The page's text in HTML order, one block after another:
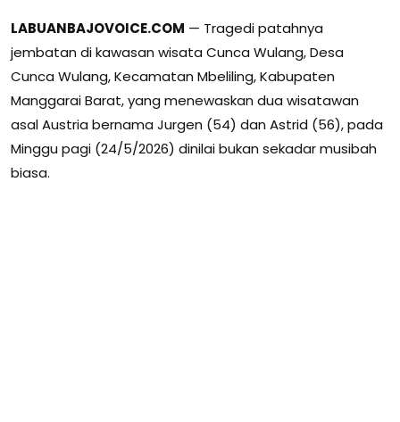
LABUANBAJOVOICE.COM — Tragedi patahnya
jembatan di kawasan wisata Cunca Wulang, Desa
Cunca Wulang, Kecamatan Mbeliling, Kabupaten
Manggarai Barat, yang menewaskan dua wisatawan
asal Austria bernama Jurgen (54) dan Astrid (56), pada
Minggu pagi (24/5/2026) dinilai bukan sekadar musibah
biasa.